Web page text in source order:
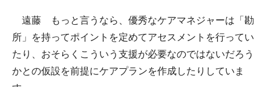
遠藤 もっと言うなら、優秀なケアマネジャーは「勘
所」を持ってポイントを定めてアセスメントを行ってい
たり、おそらくこういう支援が必要なのではないだろう
かとの仮設を前提にケアプランを作成したりしていま